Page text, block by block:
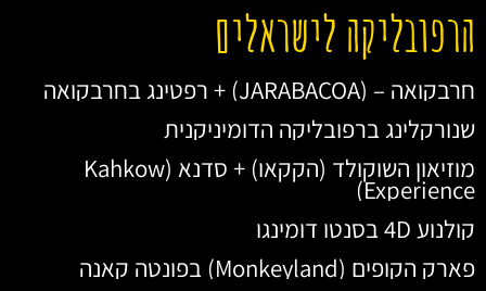
הרפובליקה לישראלים
חרבקואה – (JARABACOA) + רפטינג בחרבקואה
שנורקלינג ברפובליקה הדומיניקנית
מוזיאון השוקולד (הקקאו) + סדנא (Kahkow
Experience)
קולנוע 4D בסנטו דומינגו
פארק הקופים (Monkeyland) בפונטה קאנה